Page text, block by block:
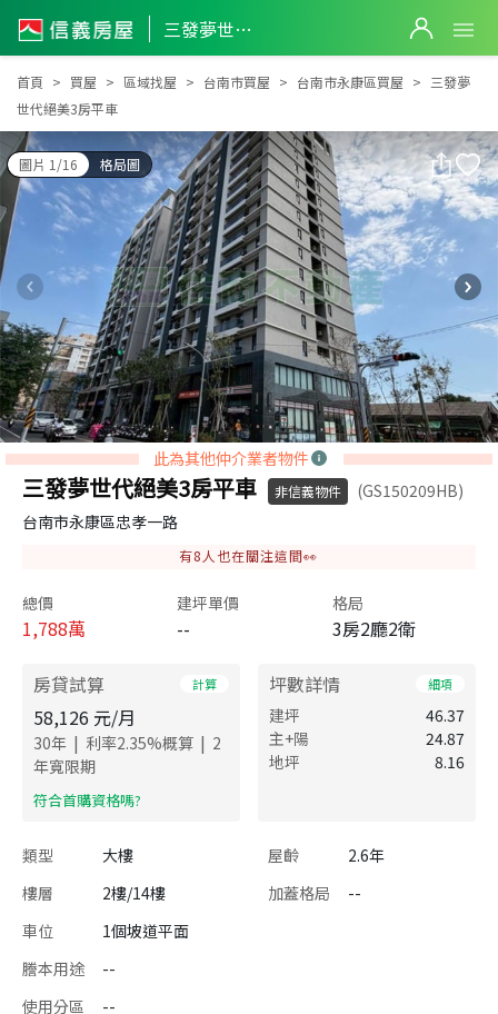
三發夢世代絕美3房平車
三發夢世代絕美3房平車
首頁 買屋 區域找屋 台南市買屋 台南市永康區買屋
三發夢
世代絕美3房平車
圖片 1/16 格局圖
此為其他仲介業者物件
三發夢世代絕美3房平車 非信義物件
(GS150209HB)
台南市永康區忠孝一路
有8 人也在關注這間👀
總價
1,788萬
建坪單價
--
格局
3房2廳2衛
房貸試算 計算
58,126 元/月
30年 | 利率2.35%概算 | 2
年寬限期
​符合首購資格嗎?
坪數詳情 細項
建坪
46.37
主+陽
24.87
地坪
8.16
類型 大樓 屋齡
2.6年
樓層
2樓/14樓 加蓋格局
--
車位
1個坡道平面
謄本用途
--
使用分區
--